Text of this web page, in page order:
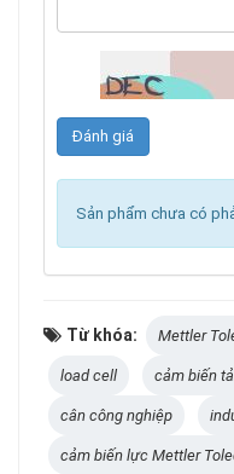
Sản phẩm chưa có
Từ khóa: Mettler
load cell cảm biến
cân công nghiệp
cảm biến lực Mettler